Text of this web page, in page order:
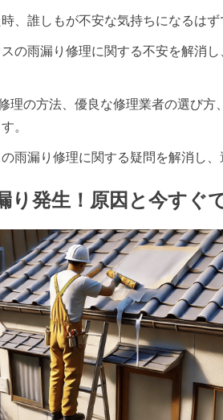
、誰しもが不安な気持ちになるは
の雨漏り修理に関する不安を解消
理の方法、優良な修理業者の選び
。
雨漏り修理に関する疑問を解消し
り発生！原因と今すぐ